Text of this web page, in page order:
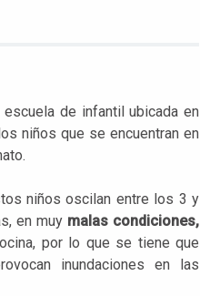
escuela de infantil ubicada en
niños que se encuentran en
niños oscilan entre los 3 y
en muy malas condiciones,
por lo que se tiene que
inundaciones en las